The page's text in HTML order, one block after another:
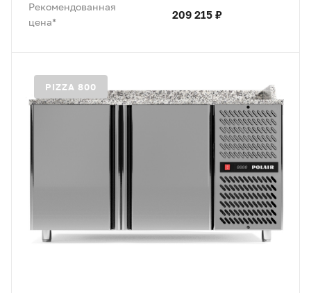
Рекомендованная
цена*
209 215 ₽
PIZZA 800